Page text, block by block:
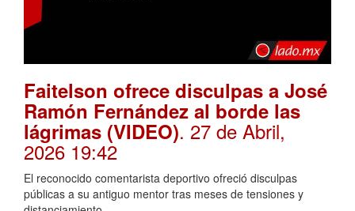
Faitelson ofrece disculpas a José
Ramón Fernández al borde las
lágrimas (VIDEO). 27 de Abril,
2026 19:42
El reconocido comentarista deportivo ofreció disculpas
públicas a su antiguo mentor tras meses de tensiones y